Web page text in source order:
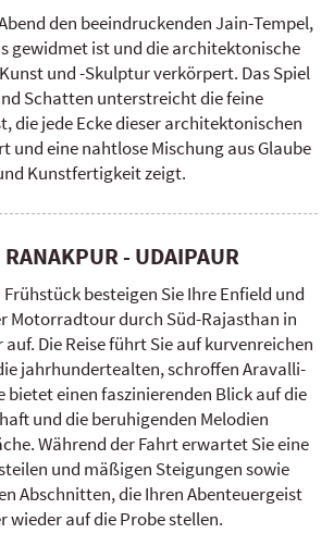
den beeindruckenden Jain-Tempel,
gewidmet ist und die architektonische
und -Skulptur verkörpert. Das Spiel
Schatten unterstreicht die feine
die jede Ecke dieser architektonischen
und eine nahtlose Mischung aus Glaube
Kunstfertigkeit zeigt.
RANAKPUR - UDAIPAUR
besteigen Sie Ihre Enfield und
Motorradtour durch Süd-Rajasthan in
Die Reise führt Sie auf kurvenreichen
jahrhundertealten, schroffen Aravalli-
bietet einen faszinierenden Blick auf die
und die beruhigenden Melodien
Während der Fahrt erwartet Sie eine
und mäßigen Steigungen sowie
Abschnitten, die Ihren Abenteuergeist
wieder auf die Probe stellen.